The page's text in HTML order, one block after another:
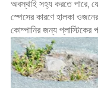
অবস্থাই সহ্য করতে পারে,
স্পেসের কারণে হালকা
কোম্পানির জন্য প্লাস্টিকের